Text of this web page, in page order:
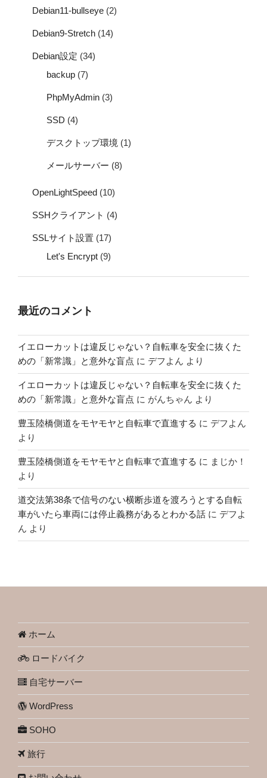
Debian11-bullseye (2)
Debian9-Stretch (14)
Debian設定 (34)
backup (7)
PhpMyAdmin (3)
SSD (4)
デスクトップ環境 (1)
メールサーバー (8)
OpenLightSpeed (10)
SSHクライアント (4)
SSLサイト設置 (17)
Let's Encrypt (9)
最近のコメント
イエローカットは違反じゃない？自転車を安全に抜くた
めの「新常識」と意外な盲点 に デフよん より
イエローカットは違反じゃない？自転車を安全に抜くた
めの「新常識」と意外な盲点 に がんちゃん より
豊玉陸橋側道をモヤモヤと自転車で直進する に デフよん
より
豊玉陸橋側道をモヤモヤと自転車で直進する に まじか！
より
道交法第38条で信号のない横断歩道を渡ろうとする自転
車がいたら車両には停止義務があるとわかる話 に デフよ
ん より
ホーム
ロードバイク
自宅サーバー
WordPress
SOHO
旅行